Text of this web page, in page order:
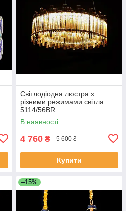
Світлодіодна люстра з
різними режимами світла
5114/56BR
В наявності
4 760 ₴ 5 600 ₴
Купити
–15%